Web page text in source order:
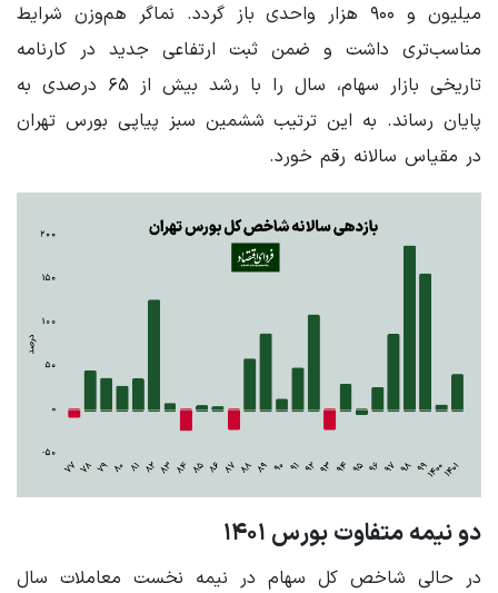
میلیون و ۹۰۰ هزار واحدی باز گردد. نماگر هم‌وزن شرایط
مناسب‌تری داشت و ضمن ثبت ارتفاعی جدید در کارنامه
تاریخی بازار سهام، سال را با رشد بیش از ۶۵ درصدی به
پایان رساند. به این ترتیب ششمین سبز پیاپی بورس تهران
در مقیاس سالانه رقم خورد.
دو نیمه متفاوت بورس ۱۴۰۱
در حالی شاخص کل سهام در نیمه نخست معاملات سال